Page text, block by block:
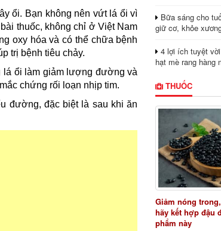
ổi. Bạn không nên vứt lá ổi vì
thuốc, không chỉ ở Việt Nam
oxy hóa và có thể chữa bệnh
trị bệnh tiêu chảy.
lá ổi làm giảm lượng đường và
chứng rối loạn nhịp tim.
đường, đặc biệt là sau khi ăn
Bữa sáng cho
giữ cơ, khỏe
4 lợi ích tuyệt
hạt mè rang hàng
THUỐC
Giảm nóng
hãy kết hợp đậu
phẩm này